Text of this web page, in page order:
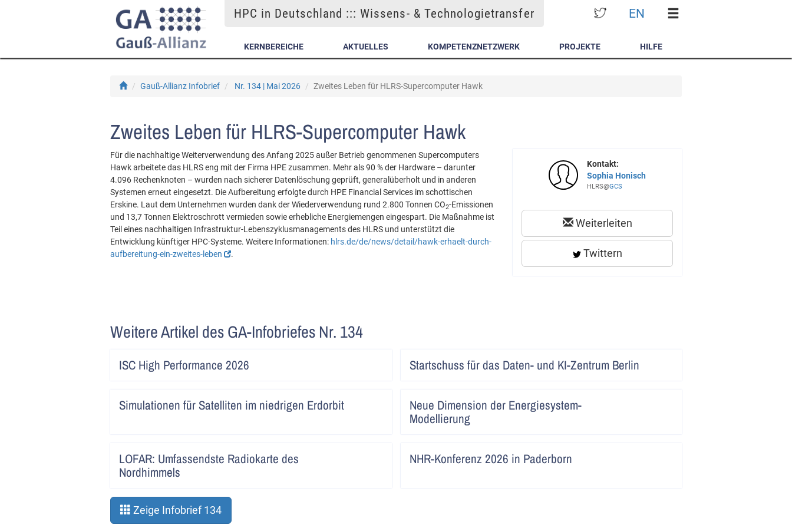
HPC in Deutschland ::: Wissens- & Technologietransfer EN
KERNBEREICHE AKTUELLES KOMPETENZNETZWERK PROJEKTE HILFE
Gauß-Allianz Infobrief Nr. 134 | Mai 2026 Zweites Leben für HLRS-Supercomputer Hawk
Zweites Leben für HLRS-Supercomputer Hawk
Für die nachhaltige Weiterverwendung des Anfang 2025 außer Betrieb genommenen Supercomputers
Hawk arbeitete das HLRS eng mit der Firma HPE zusammen. Mehr als 90 % der Hardware – darunter
4.096 Rechenknoten – wurden nach sicherer Datenlöschung geprüft, generalüberholt und in anderen
Systemen erneut eingesetzt. Die Aufbereitung erfolgte durch HPE Financial Services im schottischen
Erskine. Laut dem Unternehmen wurden dank der Wiederverwendung rund 2.800 Tonnen CO2-Emissionen
und 13,7 Tonnen Elektroschrott vermieden sowie erhebliche Energiemengen eingespart. Die Maßnahme ist
Teil eines nachhaltigen Infrastruktur-Lebenszyklusmanagements des HLRS und unterstützt die
Entwicklung künftiger HPC-Systeme. Weitere Informationen: hlrs.de/de/news/detail/hawk-erhaelt-durch-
aufbereitung-ein-zweites-leben
.
Kontakt:
Sophia Honisch
HLRS@GCS
Weiterleiten
Twittern
Weitere Artikel des GA-Infobriefes Nr. 134
ISC High Performance 2026 Startschuss für das Daten- und KI-Zentrum Berlin
Simulationen für Satelliten im niedrigen Erdorbit Neue Dimension der Energiesystem-
Modellierung
LOFAR: Umfassendste Radiokarte des
Nordhimmels
NHR-Konferenz 2026 in Paderborn
Zeige Infobrief 134